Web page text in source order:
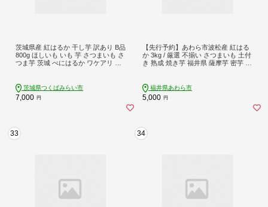
茨城県産 紅はるか 干し芋 訳あり B品
800g ほしいも いも 芋 さつまいも さ
つま芋 茨城 べにはるか ワケアリ 訳
茨城県つくばみらい市
7,000 円
【先行予約】あわら市波松産 紅はる
か 3kg / 厳選 不揃い さつまいも 土付
き 熟成 焼き芋 福井県 薩摩芋 密芋 ス
メディアで人気 腸活 ※2026年10月
上旬以降順次発送予定 [aw084-a001]
福井県あわら市
5,000 円
33 34